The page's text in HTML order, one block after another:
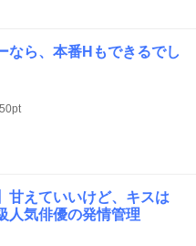
なら、本番Hもできるでし
50pt
甘えていいけど、キスは
人気俳優の発情管理